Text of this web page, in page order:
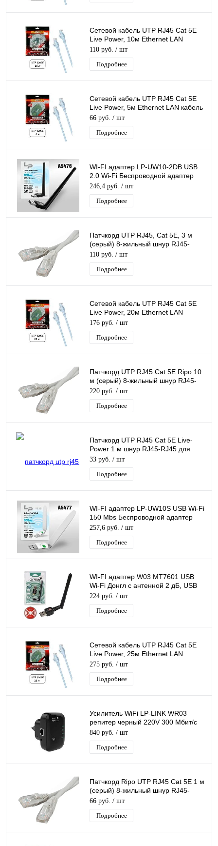
Сетевой кабель UTP RJ45 Cat 5E
Live Power, 10м Ethernet LAN
кабель патчкорд 8-жильный шнур
RJ45-RJ45
110 руб. / шт
Подробнее
Сетевой кабель UTP RJ45 Cat 5E
Live Power, 5м Ethernet LAN кабель
патчкорд 8-жильный шнур RJ45-
RJ45
66 руб. / шт
Подробнее
WI-FI адаптер LP-UW10-2DB USB
2.0 Wi-Fi Беспроводной адаптер
Донгл с антенной MTK7601
246,4 руб. / шт
Подробнее
Патчкорд UTP RJ45, Cat 5E, 3 м
(серый) 8-жильный шнур RJ45-
RJ45 для соединения сетевых
устройств
110 руб. / шт
Подробнее
Сетевой кабель UTP RJ45 Cat 5E
Live Power, 20м Ethernet LAN
кабель патчкорд 8-жильный шнур
RJ45-RJ45
176 руб. / шт
Подробнее
Патчкорд UTP RJ45 Cat 5E Ripo 10
м (серый) 8-жильный шнур RJ45-
RJ45 для соединения сетевых
устройств
220 руб. / шт
Подробнее
Патчкорд UTP RJ45 Cat 5E Live-
Power 1 м шнур RJ45-RJ45 для
соединения сетевых устройств
33 руб. / шт
Подробнее
WI-FI адаптер LP-UW10S USB Wi-Fi
150 Mbs Беспроводной адаптер
Донгл с антенной MTK7601
257,6 руб. / шт
Подробнее
WI-FI адаптер W03 MT7601 USB
Wi-Fi Донгл с антенной 2 дБ, USB
Адаптер WiFi antenna (1T1R)
224 руб. / шт
Подробнее
Сетевой кабель UTP RJ45 Cat 5E
Live Power, 25м Ethernet LAN
кабель патчкорд 8-жильный шнур
RJ45-RJ45
275 руб. / шт
Подробнее
Усилитель WiFi LP-LINK WR03
репитер черный 220V 300 Мбит/с
802.11B
840 руб. / шт
Подробнее
Патчкорд Ripo UTP RJ45 Cat 5E 1 м
(серый) 8-жильный шнур RJ45-
RJ45 д/соединения сетевых
устройств
66 руб. / шт
Подробнее